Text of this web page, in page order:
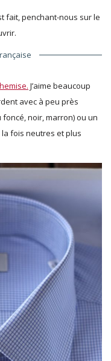
fait, penchant-nous sur le
J’aime beaucoup
avec à peu près
noir, marron) ou un
fois neutres et plus